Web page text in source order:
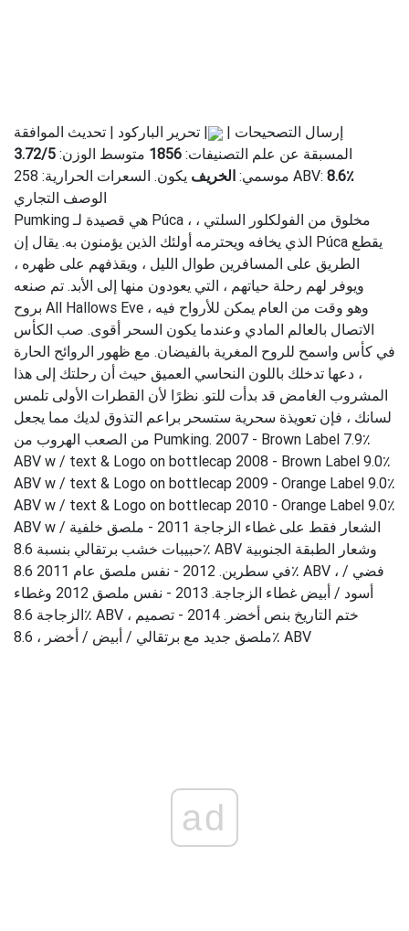
إرسال التصحيحات |
| تحرير الباركود | تحديث الموافقة
المسبقة عن علم التصنيفات: 1856 متوسط ​​الوزن: 3.72/5
موسمي: الخريف يكون. السعرات الحرارية: 258 ABV: 8.6٪
الوصف التجاري
Pumking هي قصيدة لـ Púca ، مخلوق من الفولكلور السلتي ،
الذي يخافه ويحترمه أولئك الذين يؤمنون به. يقال إن Púca يقطع
الطريق على المسافرين طوال الليل ، ويقذفهم على ظهره ،
ويوفر لهم رحلة حياتهم ، التي يعودون منها إلى الأبد. تم صنعه
بروح All Hallows Eve ، وهو وقت من العام يمكن للأرواح فيه
الاتصال بالعالم المادي وعندما يكون السحر أقوى. صب الكأس
في كأس واسمح للروح المغرية بالفيضان. مع ظهور الروائح الحارة
، دعها تدخلك باللون النحاسي العميق حيث أن رحلتك إلى هذا
المشروب الغامض قد بدأت للتو. نظرًا لأن القطرات الأولى تلمس
لسانك ، فإن تعويذة سحرية ستسحر براعم التذوق لديك مما يجعل
من الصعب الهروب من Pumking. 2007 - Brown Label 7.9٪
ABV w / text & Logo on bottlecap 2008 - Brown Label 9.0٪
ABV w / text & Logo on bottlecap 2009 - Orange Label 9.0٪
ABV w / text & Logo on bottlecap 2010 - Orange Label 9.0٪
ABV w / الشعار فقط على غطاء الزجاجة 2011 - ملصق خلفية
حبيبات خشب برتقالي بنسبة 8.6٪ ABV وشعار الطبقة الجنوبية
في سطرين. 2012 - نفس ملصق عام 2011 8.6٪ ABV ، فضي /
أسود / أبيض غطاء الزجاجة. 2013 - نفس ملصق 2012 وغطاء
الزجاجة 8.6٪ ABV ، ختم التاريخ بنص أخضر. 2014 - تصميم
ملصق جديد مع برتقالي / أبيض / أخضر ، 8.6٪ ABV
ad